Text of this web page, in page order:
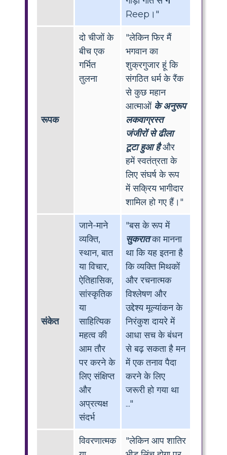
Reep।"
रूपक
दो चीजों के
बीच एक
गर्भित
तुलना
"लेकिन फिर मैं
भगवान का
शुक्रगुजार हूं कि
संगठित धर्म के रैंक
से कुछ महान
आत्माओं के अनुरूप
लकवाग्रस्त
जंजीरों से ढीला
टूटा हुआ हैऔर
हमें स्वतंत्रता के
लिए संघर्ष के रूप
में सक्रिय भागीदार
शामिल हो गए हैं।"
संकेत
जाने-माने
व्यक्ति,
स्थान, बात
या विचार,
ऐतिहासिक,
सांस्कृतिक
या
साहित्यिक
महत्व की
आम तौर
पर करने के
लिए संक्षिप्त
और
अप्रत्यक्ष
संदर्भ
"बस के रूप में
सुकरातका मानना
था कि यह इतना है
कि व्यक्ति मिथकों
और रचनात्मक
विश्लेषण और
उद्देश्य मूल्यांकन के
निरंकुश दायरे में
आधा सच के बंधन
से बढ़ सकता है मन
में एक तनाव पैदा
करने के लिए
जरूरी हो गया था
..."
विवरणात्मक
"लेकिन आप शातिर